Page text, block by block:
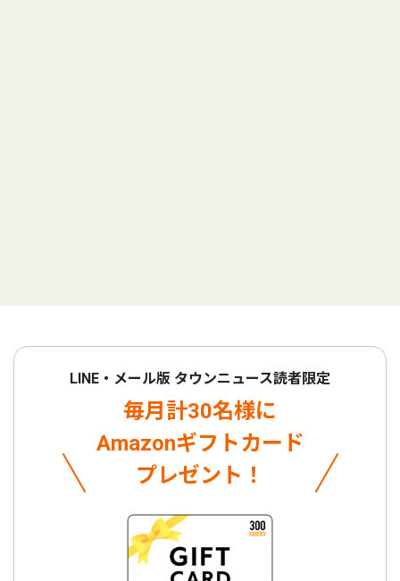
LINE・メール版 タウンニュース読者限定
毎月計30名様に
Amazonギフトカード
プレゼント！